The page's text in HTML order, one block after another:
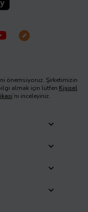
önemsiyoruz. Şirketimizin
almak için lütfen Kişisel
’nı inceleyiniz.